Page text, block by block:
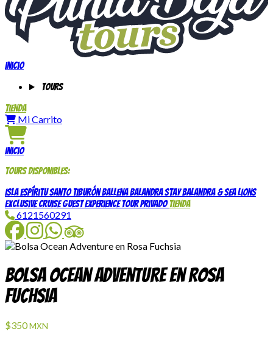
Inicio
Tours
Tienda
Mi Carrito
Inicio
Tours disponibles:
Isla Espíritu SantoTiburón BallenaBalandra StayBalandra & Sea Lions
Exclusive Cruise Guest ExperienceTour PrivadoTienda
6121560291
FacebookInstagram
WhatsAppTripAdvisor
Bolsa Ocean Adventure en Rosa
Fuchsia
$350MXN